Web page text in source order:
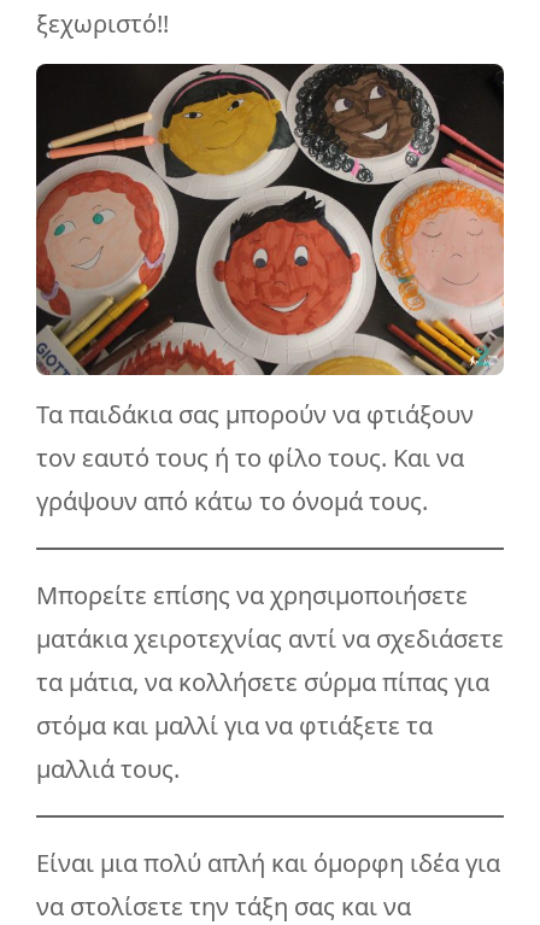
ξεχωριστό!!
Τα παιδάκια σας μπορούν να φτιάξουν
τον εαυτό τους ή το φίλο τους. Και να
γράψουν από κάτω το όνομά τους.
Μπορείτε επίσης να χρησιμοποιήσετε
ματάκια χειροτεχνίας αντί να σχεδιάσετε
τα μάτια, να κολλήσετε σύρμα πίπας για
στόμα και μαλλί για να φτιάξετε τα
μαλλιά τους.
Είναι μια πολύ απλή και όμορφη ιδέα για
να στολίσετε την τάξη σας και να